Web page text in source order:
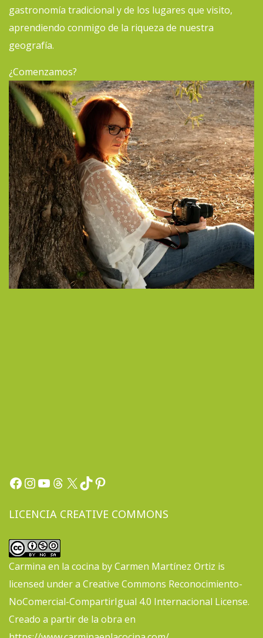
gastronomía tradicional y de los lugares que visito,
aprendiendo conmigo de la riqueza de nuestra
geografía.
¿Comenzamos?
Facebook
Instagram
YouTube
Threads
X TikTok
Pinterest
LICENCIA CREATIVE COMMONS
Carmina en la cocina byCarmen Martínez Ortiz is
licensed under a Creative Commons Reconocimiento-
NoComercial-CompartirIgual 4.0 Internacional License.
Creado a partir de la obra en